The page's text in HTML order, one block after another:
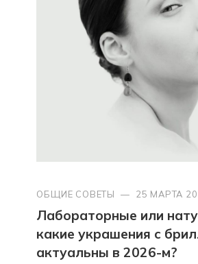
ОБЩИЕ СОВЕТЫ — 25 МАРТА
Лабораторные или
какие украшения с
актуальны в 2026-м?